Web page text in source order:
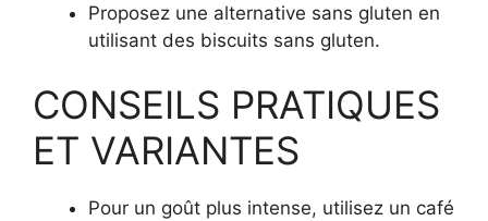
Proposez une alternative sans gluten en
utilisant des biscuits sans gluten.
CONSEILS PRATIQUES
ET VARIANTES
Pour un goût plus intense, utilisez un café